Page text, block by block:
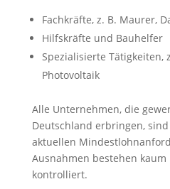
Fachkräfte, z. B. Maurer,
Hilfskräfte und Bauhelfer
Spezialisierte Tätigkeiten,
Photovoltaik
Alle Unternehmen, die
Deutschland erbringen,
aktuellen
Ausnahmen bestehen
kontrolliert.